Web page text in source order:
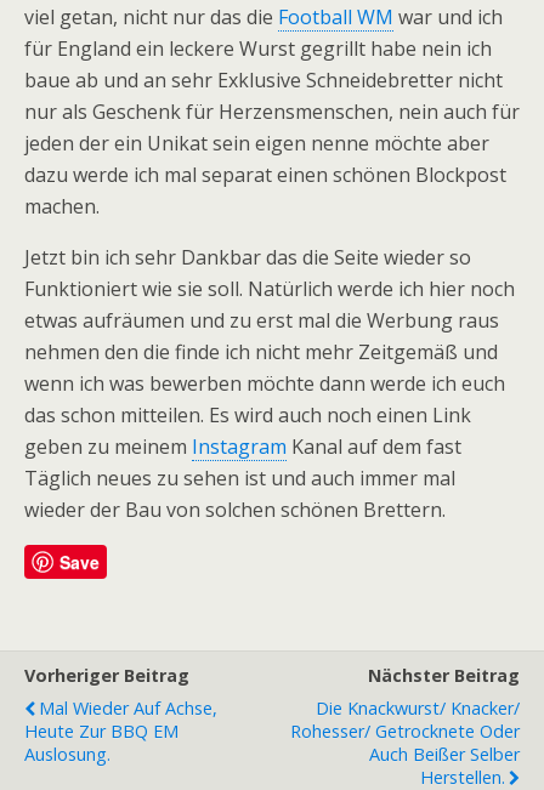
viel getan, nicht nur das die Football WM war und ich
für England ein leckere Wurst gegrillt habe nein ich
baue ab und an sehr Exklusive Schneidebretter nicht
nur als Geschenk für Herzensmenschen, nein auch für
jeden der ein Unikat sein eigen nenne möchte aber
dazu werde ich mal separat einen schönen Blockpost
machen.
Jetzt bin ich sehr Dankbar das die Seite wieder so
Funktioniert wie sie soll. Natürlich werde ich hier noch
etwas aufräumen und zu erst mal die Werbung raus
nehmen den die finde ich nicht mehr Zeitgemäß und
wenn ich was bewerben möchte dann werde ich euch
das schon mitteilen. Es wird auch noch einen Link
geben zu meinem Instagram Kanal auf dem fast
Täglich neues zu sehen ist und auch immer mal
wieder der Bau von solchen schönen Brettern.
Save
Vorheriger Beitrag
Mal Wieder Auf Achse,
Heute Zur BBQ EM
Auslosung.
Nächster Beitrag
Die Knackwurst/ Knacker/
Rohesser/ Getrocknete Oder
Auch Beißer Selber
Herstellen.